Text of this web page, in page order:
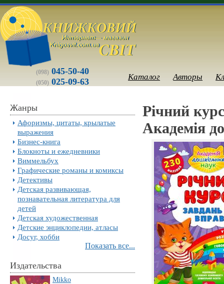
(098) 045-50-40
(050) 025-09-63 Каталог Авторы
Жанры
Афоризмы, цитаты, крылатые
выражения
Бизнес-книга
Блокноты и ежедневники
Виммельбух
Графические романы и комиксы
Детективы
Детская развивающая,
познавательная литература для
детей
Детская художественная
Детские энциклопедии, атласы
Досуг, хобби
Показать все...
Издательства
Mikko
Річний
Академія